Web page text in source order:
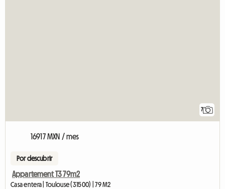
7
16917 MXN / mes
Por descubrir
Appartement T3 79m2
Casa entera | Toulouse (31500) | 79 M2